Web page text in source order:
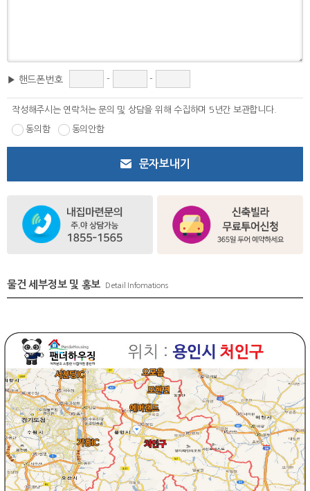
▶ 핸드폰번호 - -
작성해주시는 연락처는 문의 및 상담을 위해 수집하며 5년간 보관합니다.
동의함 동의안함
문자보내기
물건 세부정보 및 홍보 Detail Infomations